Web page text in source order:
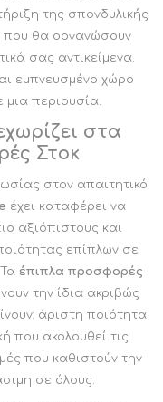
της σπονδυλικής
που θα οργανώσουν
σας αντικείμενα.
εμπνευσμένο χώρο
μια περιουσία.
στα
Στοκ
στον απαιτητικό
έχει καταφέρει να
αξιόπιστους και
επίπλων σε
έπιπλα προσφορές
την ίδια ακριβώς
άριστη ποιότητα
που ακολουθεί τις
που καθιστούν την
σε όλους.